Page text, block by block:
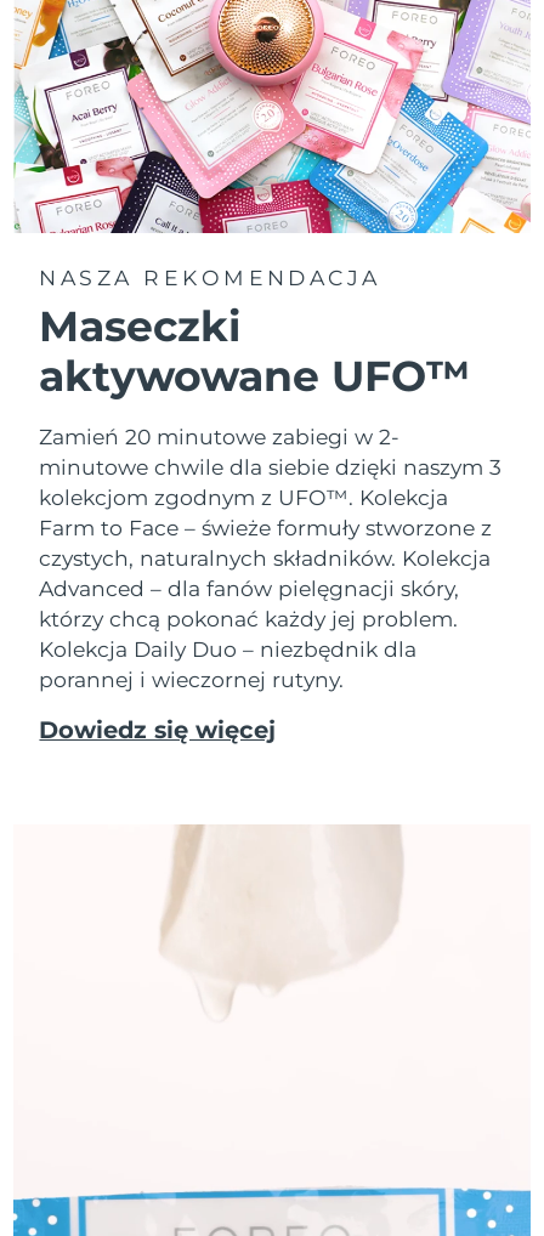
NASZA REKOMENDACJA
Maseczki
aktywowane UFO™
Zamień 20 minutowe zabiegi w 2-
minutowe chwile dla siebie dzięki naszym 3
kolekcjom zgodnym z UFO™. Kolekcja
Farm to Face – świeże formuły stworzone z
czystych, naturalnych składników. Kolekcja
Advanced – dla fanów pielęgnacji skóry,
którzy chcą pokonać każdy jej problem.
Kolekcja Daily Duo – niezbędnik dla
porannej i wieczornej rutyny.
Dowiedz się więcej